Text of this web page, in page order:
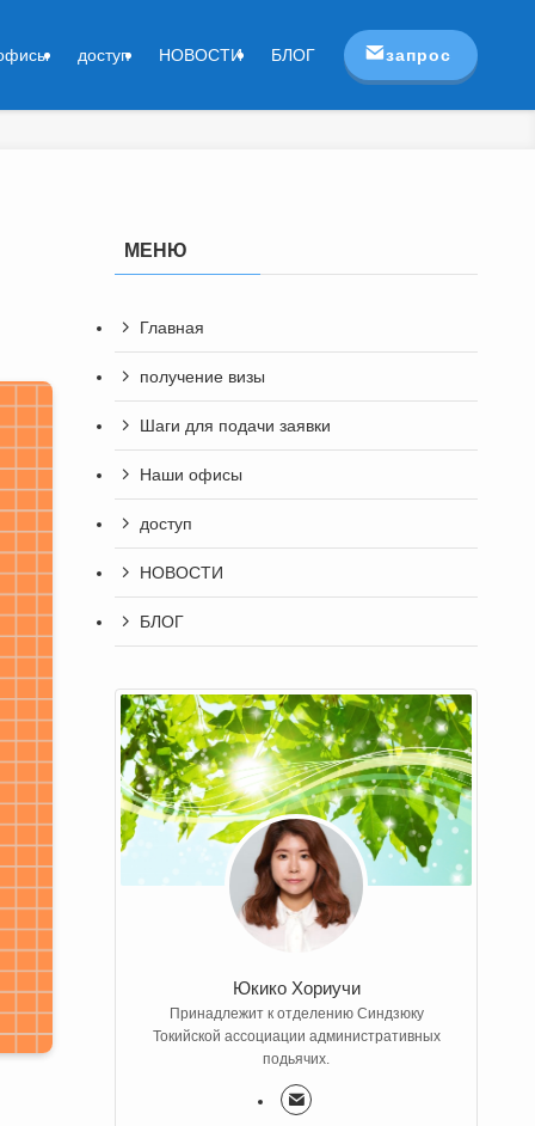
доступ НОВОСТИ БЛОГ запрос
МЕНЮ
Главная
получение визы
Шаги для подачи заявки
Наши офисы
доступ
НОВОСТИ
БЛОГ
Юкико Хориучи
Принадлежит к отделению Синдзюку
Токийской ассоциации административных
подьячих.